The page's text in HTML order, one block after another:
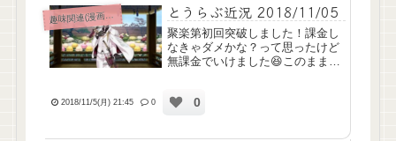
趣味関連(漫画ｱﾆﾒ排球etc) とうらぶ近況 2018/11/05
聚楽第初回突破しました！課金し
なきゃダメかな？って思ったけど
無課金でいけました😆このまま無
気味で遅くなっちゃったけど、立
2018/11/5(月) 21:45 0 0